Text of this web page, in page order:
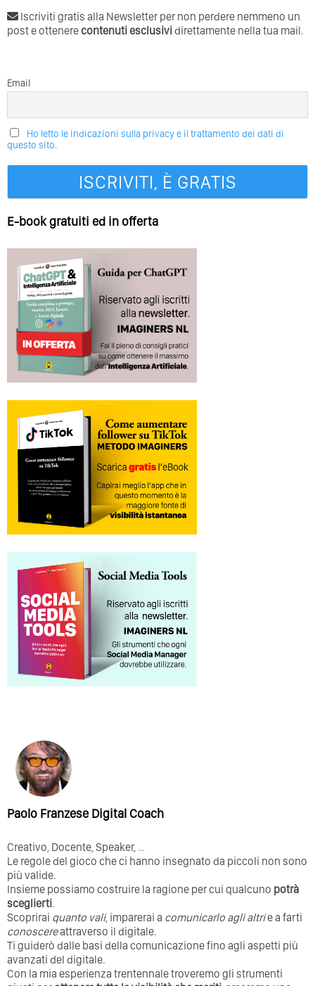
Iscriviti gratis alla Newsletter per non perdere nemmeno un
post e ottenerecontenuti esclusividirettamente nella tua mail.
Email
Ho letto le indicazioni sulla privacy e il trattamento dei dati di
questo sito.
E-book gratuiti ed in offerta
Paolo Franzese Digital Coach
Creativo, Docente, Speaker, …
Le regole del gioco che ci hanno insegnato da piccoli non sono
più valide.
Insieme possiamo costruire la ragione per cui qualcuno potrà
sceglierti.
Scoprirai quanto vali, imparerai a comunicarlo agli altrie a farti
conoscereattraverso il digitale.
Ti guiderò dalle basi della comunicazione fino agli aspetti più
avanzati del digitale.
Con la mia esperienza trentennale troveremo gli strumenti